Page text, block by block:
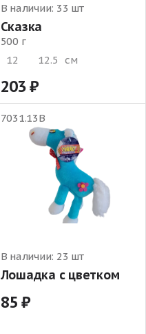
В наличии: 33 шт
Сказка
500 г
12
12.5 см
203
7031.13В
В наличии: 23 шт
Лошадка с цветком
85